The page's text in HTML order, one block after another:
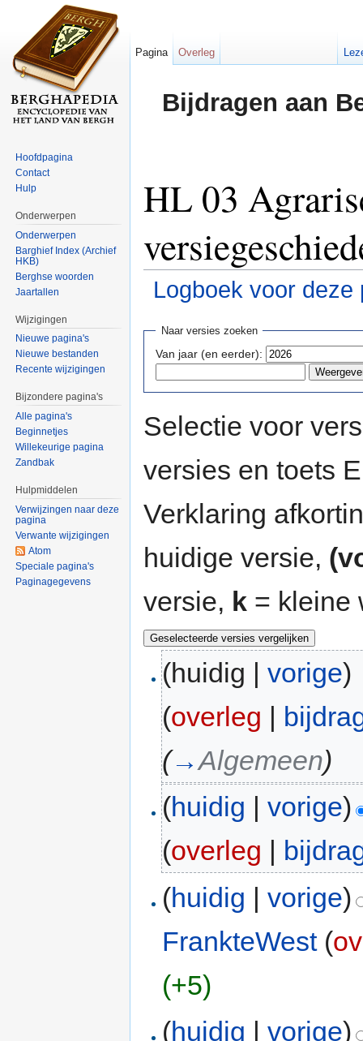
Bijdragen aan
HL 03
Logboek voor deze
Naar versies zoeken
Van jaar (en eerder):
Selectie voor
versies en toets
Verklaring
huidige versie,
versie, k = kleine
(huidig |vorige)
(overleg |
(→Algemeen)
(huidig |vorige)
(overleg
(huidig |vorige)
FrankteWest (
(+5)
(huidig |vorige)
Pagina Overleg
Hoofdpagina
Contact
Hulp
Onderwerpen
Onderwerpen
Barghief Index (Archief
HKB)
Berghse woorden
Jaartallen
Wijzigingen
Nieuwe pagina's
Nieuwe bestanden
Recente wijzigingen
Bijzondere pagina's
Alle pagina's
Beginnetjes
Willekeurige pagina
Zandbak
Hulpmiddelen
Verwijzingen naar deze
pagina
Verwante wijzigingen
Atom
Speciale pagina's
Paginagegevens